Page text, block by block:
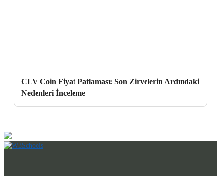
CLV Coin Fiyat Patlaması: Son Zirvelerin Ardındaki
Nedenleri İnceleme